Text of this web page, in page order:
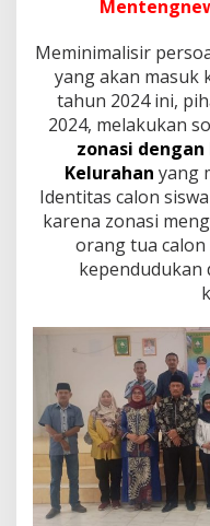
P
D
B
,
K
e
p
s
e
k
a
v
p
:
J
i
k
a
e
n
y
Meminimalisir
yang akan masuk
tahun 2024 ini,
2024, melakukan
zonasi
Kelurahan yang
Identitas calon
karena zonasi
orang tua calon
kependudukan